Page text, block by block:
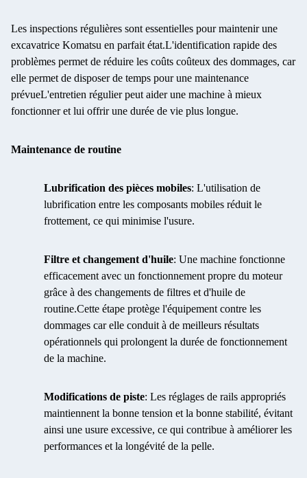
Les inspections régulières sont essentielles pour maintenir une
excavatrice Komatsu en parfait état.L'identification rapide des
problèmes permet de réduire les coûts coûteux des dommages, car
elle permet de disposer de temps pour une maintenance
prévueL'entretien régulier peut aider une machine à mieux
fonctionner et lui offrir une durée de vie plus longue.
Maintenance de routine
Lubrification des pièces mobiles: L'utilisation de
lubrification entre les composants mobiles réduit le
frottement, ce qui minimise l'usure.
Filtre et changement d'huile: Une machine fonctionne
efficacement avec un fonctionnement propre du moteur
grâce à des changements de filtres et d'huile de
routine.Cette étape protège l'équipement contre les
dommages car elle conduit à de meilleurs résultats
opérationnels qui prolongent la durée de fonctionnement
de la machine.
Modifications de piste: Les réglages de rails appropriés
maintiennent la bonne tension et la bonne stabilité, évitant
ainsi une usure excessive, ce qui contribue à améliorer les
performances et la longévité de la pelle.